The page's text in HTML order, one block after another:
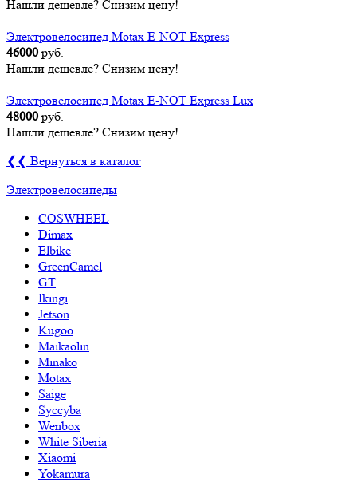
Нашли дешевле? Снизим цену!
Электровелосипед Motax E-NOT Express
46000 руб.
Нашли дешевле? Снизим цену!
Электровелосипед Motax E-NOT Express Lux
48000 руб.
Нашли дешевле? Снизим цену!
❮❮ Вернуться в каталог
Электровелосипеды
COSWHEEL
Dimax
Elbike
GreenCamel
GT
Ikingi
Jetson
Kugoo
Maikaolin
Minako
Motax
Saige
Syccyba
Wenbox
White Siberia
Xiaomi
Yokamura